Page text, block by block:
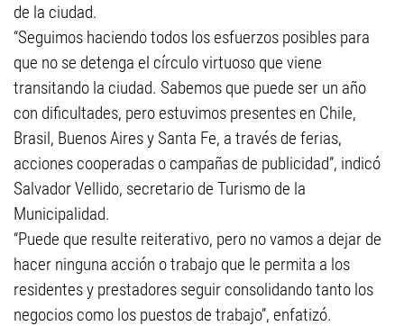
de la ciudad.
“Seguimos haciendo todos los esfuerzos posibles para
que no se detenga el círculo virtuoso que viene
transitando la ciudad. Sabemos que puede ser un año
con dificultades, pero estuvimos presentes en Chile,
Brasil, Buenos Aires y Santa Fe, a través de ferias,
acciones cooperadas o campañas de publicidad”, indicó
Salvador Vellido, secretario de Turismo de la
Municipalidad.
“Puede que resulte reiterativo, pero no vamos a dejar de
hacer ninguna acción o trabajo que le permita a los
residentes y prestadores seguir consolidando tanto los
negocios como los puestos de trabajo”, enfatizó.